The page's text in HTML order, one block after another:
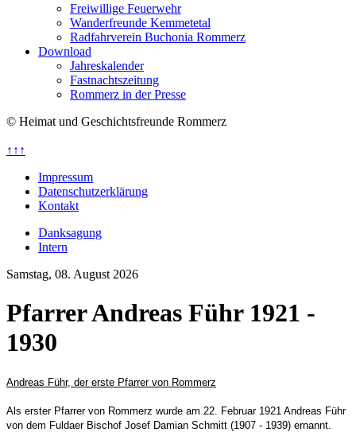
Freiwillige Feuerwehr
Wanderfreunde Kemmetetal
Radfahrverein Buchonia Rommerz
Download
Jahreskalender
Fastnachtszeitung
Rommerz in der Presse
© Heimat und Geschichtsfreunde Rommerz
↑↑↑
Impressum
Datenschutzerklärung
Kontakt
Danksagung
Intern
Samstag, 08. August 2026
Pfarrer Andreas Führ 1921 -
1930
Andreas Führ, der erste Pfarrer von Rommerz
Als erster Pfarrer von Rommerz wurde am 22. Februar 1921 Andreas Führ
von dem Fuldaer Bischof Josef Damian Schmitt (1907 - 1939) ernannt.